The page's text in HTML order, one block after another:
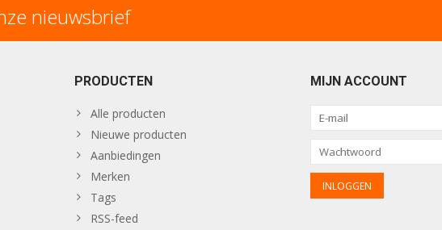
nieuwsbrief
PRODUCTEN
Alle producten
Nieuwe producten
Aanbiedingen
Merken
Tags
RSS-feed
MIJN ACCOUNT